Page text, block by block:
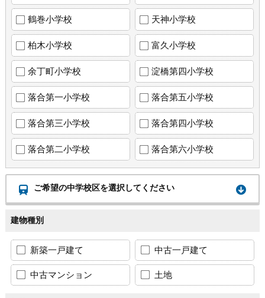
鶴巻小学校 天神小学校
柏木小学校 富久小学校
余丁町小学校 淀橋第四小学校
落合第一小学校 落合第五小学校
落合第三小学校 落合第四小学校
落合第二小学校 落合第六小学校
ご希望の中学校区を選択してください
建物種別
新築一戸建て 中古一戸建て
中古マンション 土地